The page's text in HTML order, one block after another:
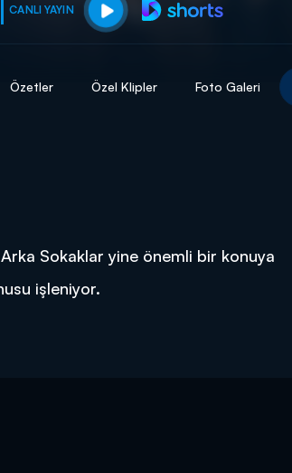
CANLI YAYIN
muhteşem ikili
Özetler Özel Klipler Foto Galeri
Sokaklar yine önemli bir konuya
işleniyor.